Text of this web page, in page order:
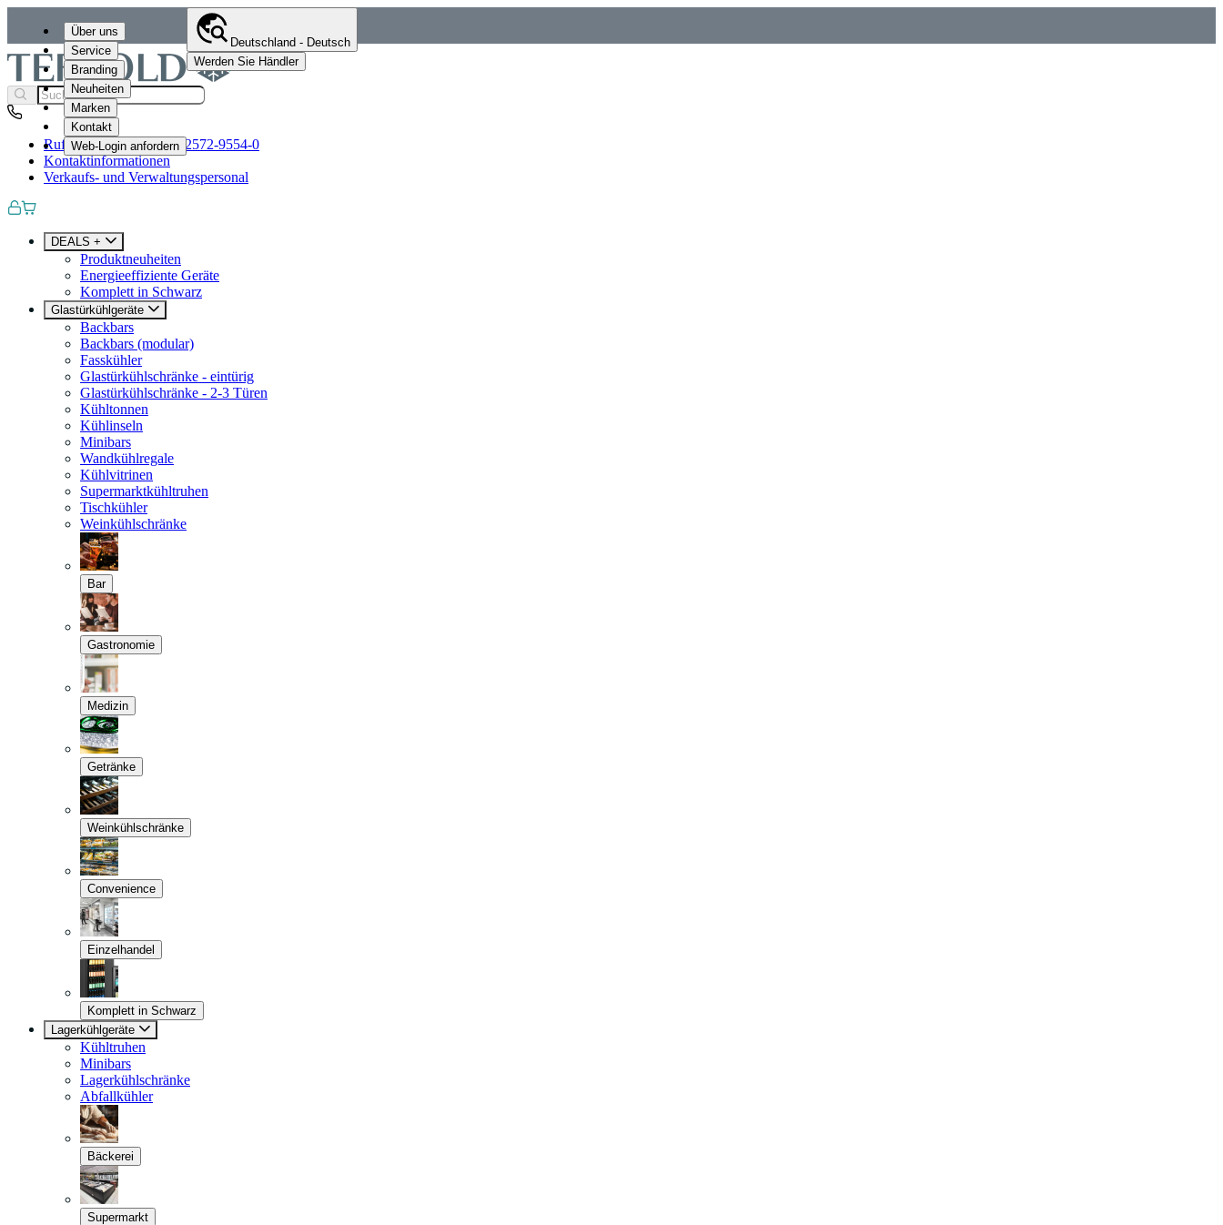
Über uns
Service
Branding
Neuheiten
Marken
Kontakt
Web-Login anfordern
Deutschland - Deutsch
Werden Sie Händler
Rufen Sie uns an+49 (0)2572-9554-0
Kontaktinformationen
Verkaufs- und Verwaltungspersonal
DEALS +
Produktneuheiten
Energieeffiziente Geräte
Komplett in Schwarz
Glastürkühlgeräte
Backbars
Backbars (modular)
Fasskühler
Glastürkühlschränke - eintürig
Glastürkühlschränke - 2-3 Türen
Kühltonnen
Kühlinseln
Minibars
Wandkühlregale
Kühlvitrinen
Supermarktkühltruhen
Tischkühler
Weinkühlschränke
Bar
Gastronomie
Medizin
Getränke
Weinkühlschränke
Convenience
Einzelhandel
Komplett in Schwarz
Lagerkühlgeräte
Kühltruhen
Minibars
Lagerkühlschränke
Abfallkühler
Bäckerei
Supermarkt